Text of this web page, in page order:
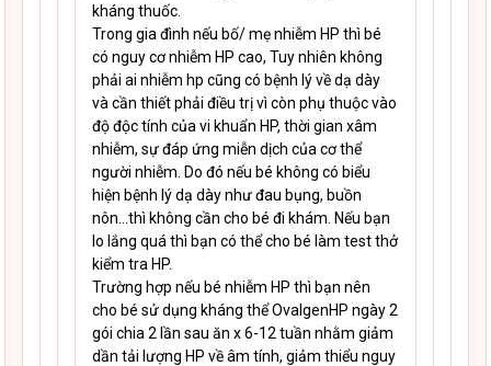
kháng thuốc.
Trong gia đình nếu bố/ mẹ nhiễm HP thì bé
có nguy cơ nhiễm HP cao, Tuy nhiên không
phải ai nhiễm hp cũng có bệnh lý về dạ dày
và cần thiết phải điều trị vì còn phụ thuộc vào
độ độc tính của vi khuẩn HP, thời gian xâm
nhiễm, sự đáp ứng miễn dịch của cơ thể
người nhiễm. Do đó nếu bé không có biểu
hiện bệnh lý dạ dày như đau bụng, buồn
nôn…thì không cần cho bé đi khám. Nếu bạn
lo lắng quá thì bạn có thể cho bé làm test thở
kiểm tra HP.
Trường hợp nếu bé nhiễm HP thì bạn nên
cho bé sử dụng kháng thể OvalgenHP ngày 2
gói chia 2 lần sau ăn x 6-12 tuần nhằm giảm
dần tải lượng HP về âm tính, giảm thiểu nguy